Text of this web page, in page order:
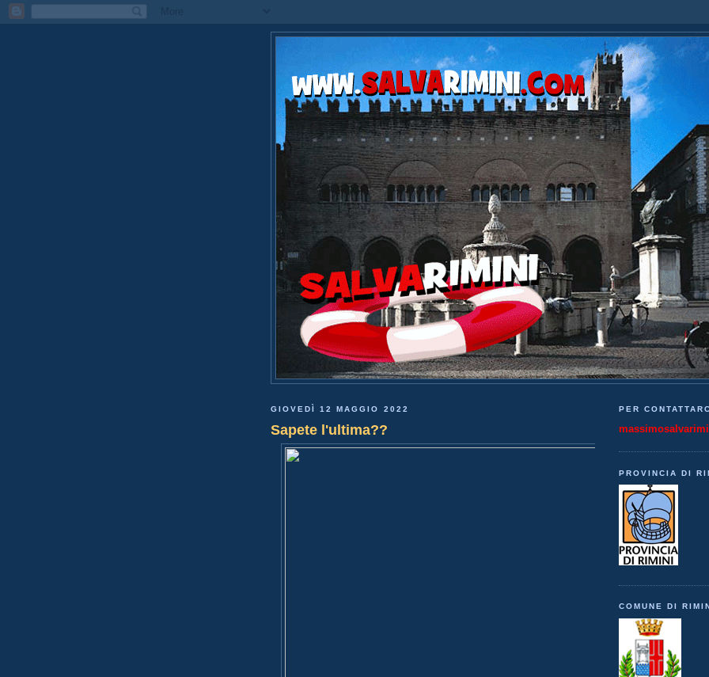
GIOVEDÌ 12 MAGGIO 2022
Sapete l'ultima??
PER
PROVINCIA DI
COMUNE DI